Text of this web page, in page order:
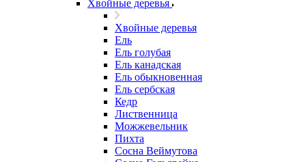
Хвойные деревья
Хвойные деревья
Ель
Ель голубая
Ель канадская
Ель обыкновенная
Ель сербская
Кедр
Лиственница
Можжевельник
Пихта
Сосна Веймутова